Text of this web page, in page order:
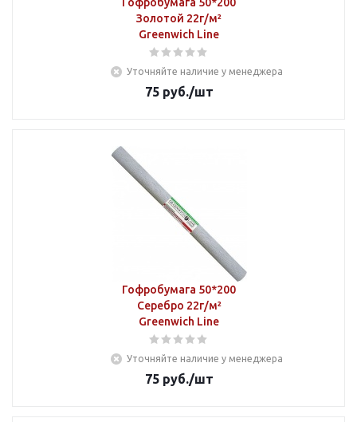
Золотой 22г/м²
Greenwich Line
Уточняйте наличие у менеджера
75руб./шт
Гофробумага 50*200
Серебро 22г/м²
Greenwich Line
Уточняйте наличие у менеджера
75руб./шт